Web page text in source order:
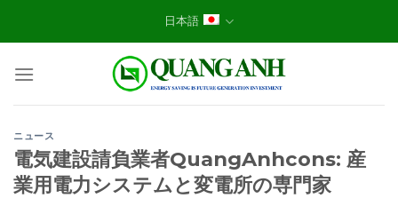
日本語
ニュース
電気建設請負業者QuangAnhcons: 産
業用電力システムと変電所の専門家